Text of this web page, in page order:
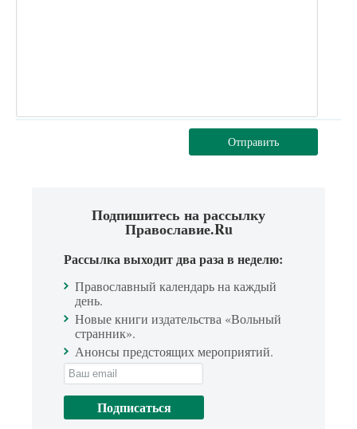
Отправить
Подпишитесь на рассылку
Православие.Ru
Рассылка выходит два раза в неделю:
Православный календарь на каждый
день.
Новые книги издательства «Вольный
странник».
Анонсы предстоящих мероприятий.